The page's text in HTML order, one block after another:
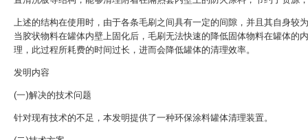
上述的结构在使用时，由于各条毛刷之间具有一定的间隙，并且其自身较
当胶状物料在罐体内壁上固化后，毛刷无法快速的降低固体物料在罐体的
理，此过程所耗费的时间过长，进而会降低罐体的清理效率。
发明内容
(一)解决的技术问题
针对现有技术的不足，本发明提供了一种环保涂料罐体清理装置。